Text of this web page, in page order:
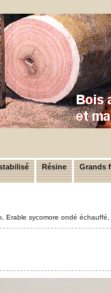
Résine Grands
Erable sycomore ondé